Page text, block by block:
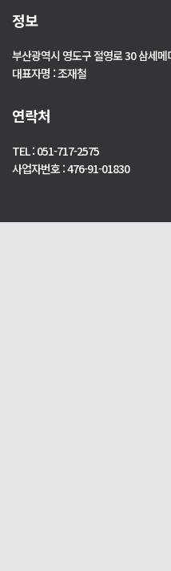
정보
부산광역시 영도구 절영로 30 삼세메
대표자명 : 조재철
연락처
TEL : 051-717-2575
사업자번호 : 476-91-01830